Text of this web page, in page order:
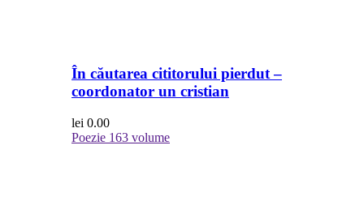
În căutarea cititorului pierdut –
coordonator un cristian
lei 0.00
Poezie 163 volume